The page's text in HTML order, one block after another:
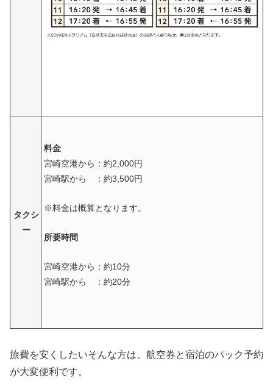
タクシ
ー
料金
宮崎空港から：約2,000円
宮崎駅から ：約3,500円
※料金は概算となります。
所要時間
宮崎空港から：約10分
宮崎駅から ：約20分
旅費を安くしたいそんな方は、航空券と宿泊のパック予約
が大変便利です。